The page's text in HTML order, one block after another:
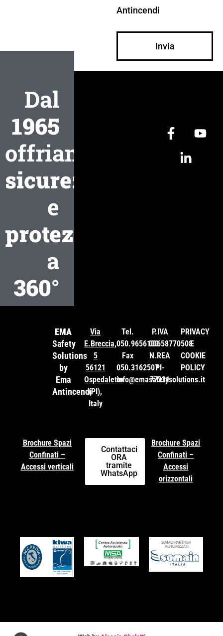
Antincendi
Invia
Dal
1965
offriamo
sicurezza
e
protezione
a
360°
EMA
Safety
Solutions
by
Ema
Antincendi
Via
E.Breccia,
5
56121
Ospedaletto
(PI),
Italy
Tel.
050.9656100
Fax
050.3162507
info@emasafetysolutions.it
P.IVA
00658770508
N.REA
PI-
77331
PRIVACY
E
COOKIE
POLICY
Brochure Spazi
Confinati –
Accessi verticali
Contattaci
ORA
tramite
WhatsApp
Brochure Spazi
Confinati –
Accessi
orizzontali